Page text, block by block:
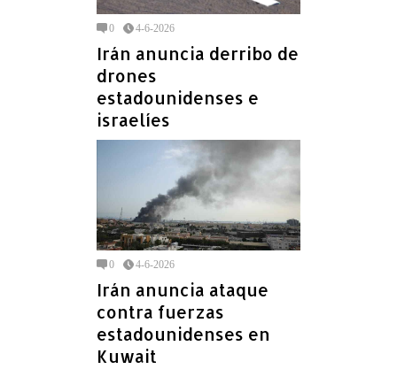
0 4-6-2026
Irán anuncia derribo de
drones
estadounidenses e
israelíes
0 4-6-2026
Irán anuncia ataque
contra fuerzas
estadounidenses en
Kuwait